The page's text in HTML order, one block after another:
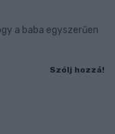
a baba egyszerűen
Szólj hozzá!